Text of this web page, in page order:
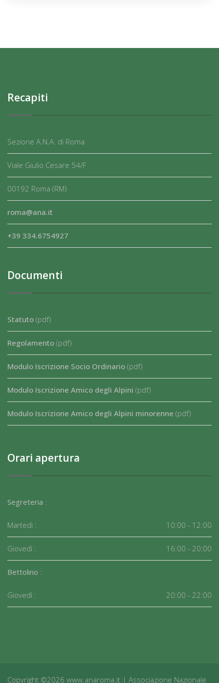
Recapiti
Sezione A.N.A. di Roma
Viale Giulio Cesare 54/F
00192 Roma (RM)
roma@ana.it
+39 334.6754927
Documenti
Statuto (pdf)
Regolamento (pdf)
Modulo Iscrizione Socio Ordinario (pdf)
Modulo Iscrizione Amico degli Alpini (pdf)
Modulo Iscrizione Amico degli Alpini minorenne (pdf)
Orari apertura
Segreteria :
Martedì : 10:00 - 12:00
Giovedì : 16:00 - 20:00
Bettolino :
Giovedì : 20:00 - 22:00
Copyright ©2026 www.anaroma.it | Associazione Nazionale